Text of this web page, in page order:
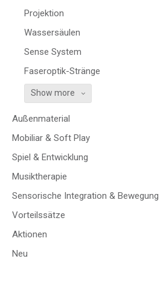
Projektion
Wassersäulen
Sense System
Faseroptik-Stränge
Show more
Außenmaterial
Mobiliar & Soft Play
Spiel & Entwicklung
Musiktherapie
Sensorische Integration & Bewegung
Vorteilssätze
Aktionen
Neu